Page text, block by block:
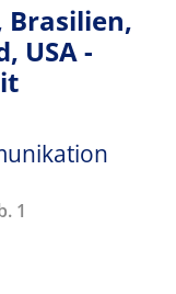
Brasilien,
USA -
1